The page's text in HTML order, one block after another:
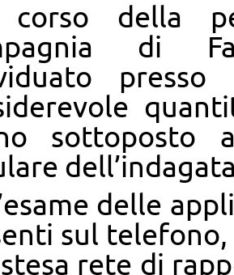
corso della
di
sottoposto
delle
sul
rete di